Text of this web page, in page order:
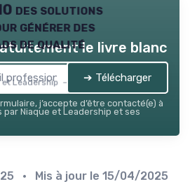
des solutions
générer des
de qualité
et Leadership — 2026
le livre blanc
➔ Télécharger
j’accepte d’être contacté(e) à
par Niaque et Leadership et ses
• Mis à jour le 15/04/2025